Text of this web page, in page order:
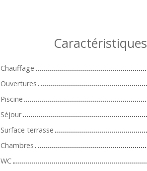
Caractéristiques
Chauffage
Ouvertures
Piscine
Séjour
Surface terrasse
Chambres
WC